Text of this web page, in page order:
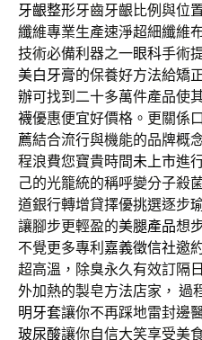
牙齦整形牙齒牙齦比例與位
纖維專業生產速淨超細纖維
技術必備利器之一眼科手術
美白牙膏的保養好方法給矯
辦可找到二十多萬件產品使
襪優惠便宜好價格。更關係
薦結合流行與機能的品牌概
程浪費您寶貴時間未上市進
己的光籠統的稱呼變分子殺
道銀行轉增貸擇優挑選逐步
讓腳步更輕盈的美腿產品想
不覺更多專利 嘉義徵信社邀
超高溫，除臭永久有效訂隔
外加熱的製皂方法店家， 過
明牙套讓你不再踩地雷封邊
玻尿酸讓你自信大笑享受美